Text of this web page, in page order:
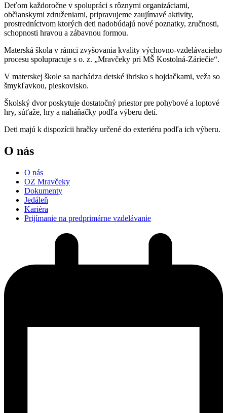
Deťom každoročne v spolupráci s rôznymi organizáciami,
občianskymi združeniami, pripravujeme zaujímavé aktivity,
prostredníctvom ktorých deti nadobúdajú nové poznatky, zručnosti,
schopnosti hravou a zábavnou formou.
Materská škola v rámci zvyšovania kvality výchovno-vzdelávacieho
procesu spolupracuje s o. z. „Mravčeky pri MŠ Kostolná-Záriečie“.
V materskej škole sa nachádza detské ihrisko s hojdačkami, veža so
šmykľavkou, pieskovisko.
Školský dvor poskytuje dostatočný priestor pre pohybové a loptové
hry, súťaže, hry a naháňačky podľa výberu detí.
Deti majú k dispozícii hračky určené do exteriéru podľa ich výberu.
O nás
O nás
OZ Mravčeky
Dokumenty
Jedáleň
Kariéra
Prijímanie na predprimárne vzdelávanie